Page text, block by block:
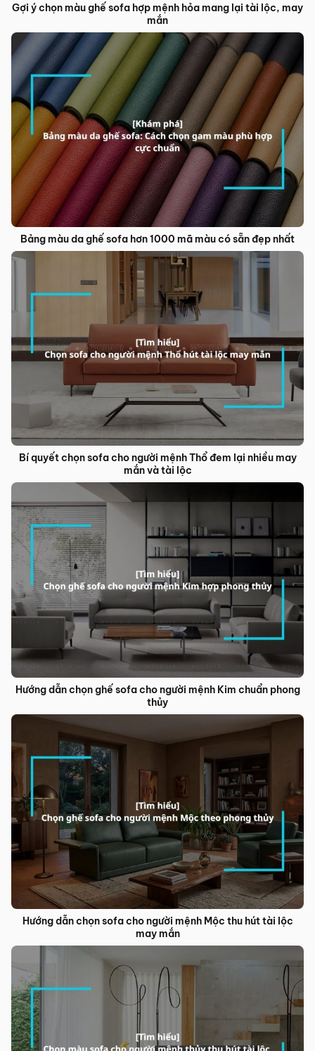
Gợi ý chọn màu ghế sofa hợp mệnh hỏa mang lại tài lộc, may
mắn
Bảng màu da ghế sofa hơn 1000 mã màu có sẵn đẹp nhất
Bí quyết chọn sofa cho người mệnh Thổ đem lại nhiều may
mắn và tài lộc
Hướng dẫn chọn ghế sofa cho người mệnh Kim chuẩn phong
thủy
Hướng dẫn chọn sofa cho người mệnh Mộc thu hút tài lộc
may mắn